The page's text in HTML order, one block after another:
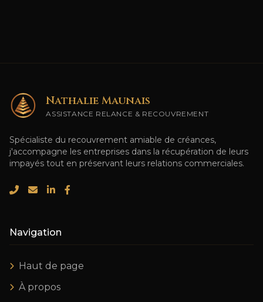
Nathalie Maunais
ASSISTANCE RELANCE & RECOUVREMENT
Spécialiste du recouvrement amiable de créances,
j'accompagne les entreprises dans la récupération de leurs
impayés tout en préservant leurs relations commerciales.
Navigation
Haut de page
À propos